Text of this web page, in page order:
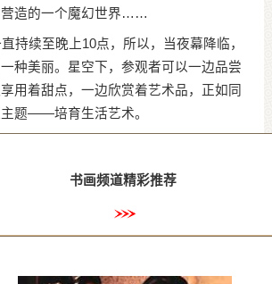
营造的一个魔幻世界……
持续至晚上10点，所以，当夜幕降临，
种美丽。星空下，参观者可以一边品尝
用着甜点，一边欣赏着艺术品，正如同
题——培育生活艺术。
书画频道精彩推荐